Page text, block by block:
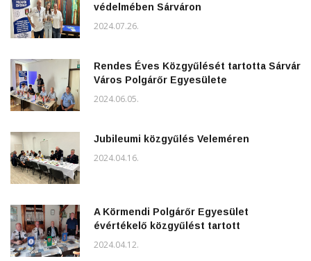
védelmében Sárváron
2024.07.26.
Rendes Éves Közgyűlését tartotta Sárvár
Város Polgárőr Egyesülete
2024.06.05.
Jubileumi közgyűlés Veleméren
2024.04.16.
A Körmendi Polgárőr Egyesület
évértékelő közgyűlést tartott
2024.04.12.